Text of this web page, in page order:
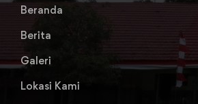
Beranda
Berita
Galeri
Lokasi Kami